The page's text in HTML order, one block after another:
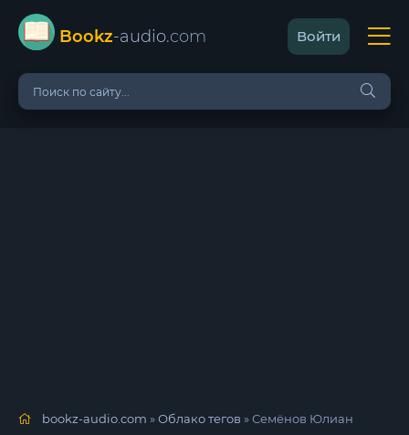
Bookz-audio.com Войти
bookz-audio.com »Облако тегов » Семёнов Юлиан